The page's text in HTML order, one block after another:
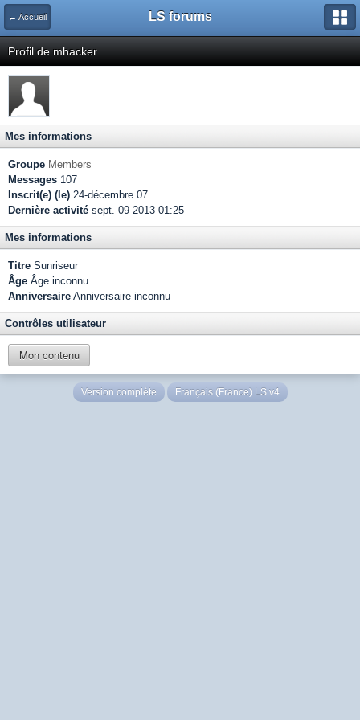
← Accueil LS forums
Profil de mhacker
Mes informations
Groupe Members
Messages 107
Inscrit(e) (le) 24-décembre 07
Dernière activité sept. 09 2013 01:25
Mes informations
Titre Sunriseur
Âge Âge inconnu
Anniversaire Anniversaire inconnu
Contrôles utilisateur
Mon contenu
Version complète Français (France) LS v4